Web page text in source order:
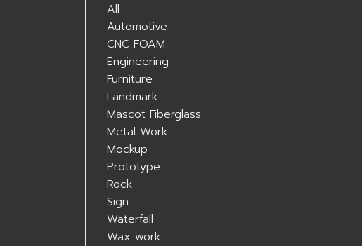
All
Automotive
CNC FOAM
Engineering
Furniture
Landmark
Mascot Fiberglass
Metal Work
Mockup
Prototype
Rock
Sign
Waterfall
Wax work